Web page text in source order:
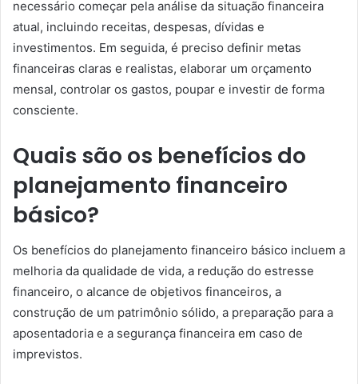
necessário começar pela análise da situação financeira
atual, incluindo receitas, despesas, dívidas e
investimentos. Em seguida, é preciso definir metas
financeiras claras e realistas, elaborar um orçamento
mensal, controlar os gastos, poupar e investir de forma
consciente.
Quais são os benefícios do
planejamento financeiro
básico?
Os benefícios do planejamento financeiro básico incluem a
melhoria da qualidade de vida, a redução do estresse
financeiro, o alcance de objetivos financeiros, a
construção de um patrimônio sólido, a preparação para a
aposentadoria e a segurança financeira em caso de
imprevistos.